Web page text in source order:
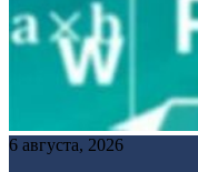
6 августа, 2026